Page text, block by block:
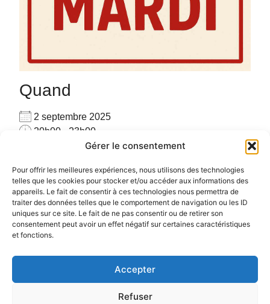
Gérer le consentement
Pour offrir les meilleures expériences, nous utilisons des technologies
telles que les cookies pour stocker et/ou accéder aux informations des
appareils. Le fait de consentir à ces technologies nous permettra de
traiter des données telles que le comportement de navigation ou les ID
uniques sur ce site. Le fait de ne pas consentir ou de retirer son
consentement peut avoir un effet négatif sur certaines caractéristiques
et fonctions.
Accepter
Refuser
Quand
2 septembre 2025
20h00 - 23h00
Ajouter au Calendrier
Télécharger ICS
Calendrier Google
06.72.78.97.17
Pour plus d’informations :cliquez ici